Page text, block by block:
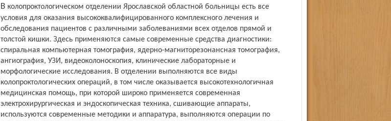
В колопроктологическом отделении Ярославской област­ной больницы есть все
условия для оказания высококвалифицированного комплексного лечения и
обследования пациентов с различными заболеваниями всех отделов прямой и
толстой кишки. Здесь применяются самые современные средства диагностики:
спиральная компьютерная томография, ядерно-магниторезонансная томография,
ангио­графия, УЗИ, видеоколоноскопия, клинические лабораторные и
морфологические исследования. В отделении выполняются все виды
колопроктологических операций, в том числе оказывается высокотехнологичная
медицинская помощь, при которой широко применяется современная
электрохирургическая и эндо­скопическая техника, сшивающие аппараты,
используются современные методики и аппаратура, выполняются операции по